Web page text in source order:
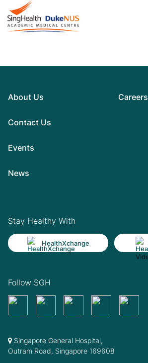
About Us
Contact Us
Events
News
Careers
Stay Healthy With
HealthXchange
Follow SGH
Singapore General Hospital,
Outram Road, Singapore 169608